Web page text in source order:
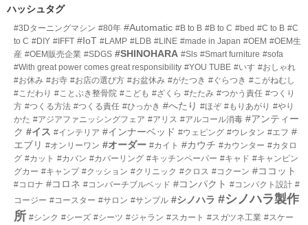
リ
数
ハッシュタグ
#3Dターニングマシン #80年 #Automatic #B to B #B to C #bed #C to B #C
to C #DIY #IFFT #IoT #LAMP #LDB #LINE #made in Japan #OEM #OEM生
産 #OEM販売企業 #SDGS #SHINOHARA #Sls #Smart furniture #sofa
#With great power comes great responsibility #YOU TUBE #いす #おしゃれ
#お休み #お寺 #お店の選び方 #お盆休み #がたつき #ぐらつき #こがねむし
#こだわり #ことぶき整骨院 #こども #ざくら #たたみ #つかう責任 #つくり
方 #つくる方法 #つくる責任 #ひっかき #へたり #ほぞ #もりあがり #やり
かた #アジアファニッシングフェア #アリス #アルコール消毒 #アンティー
ク #イス #インテリア #インナーベッド #ウェピング #ウレタン #エフ #
エブリ #オンリーワン #オーダー #カイト #カウチ #カウンター #カタロ
グ #カット #カバン #カバーリング #キッチンペーパー #キャド #キャンピン
グカー #キャンプ #クッション #クリニック #クロス #コクーン #ココット
#コロナ #コロネ #コンバーチブルベッド #コンパクト #コンパクト設計 #
コージー #コースター #サロン #サンプル #シノハラ #シノハラ製作
所 #シンク #シーズ #シーツ #ジャラン #スカート #スガツネ工業 #スケー